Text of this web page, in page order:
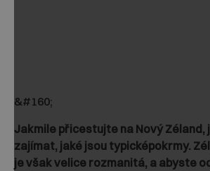
&#160;
Jakmile přicestujte na Nový Zéland,
zajímat, jaké jsou typicképokrmy.
je však velice rozmanitá, a abyste